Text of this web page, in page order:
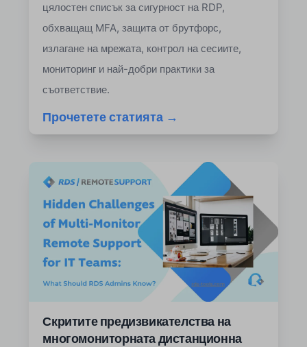
цялостен списък за сигурност на RDP,
обхващащ MFA, защита от брутфорс,
излагане на мрежата, контрол на сесиите,
мониторинг и най-добри практики за
съответствие.
Прочетете статията →
Скритите предизвикателства на
многомониторната дистанционна